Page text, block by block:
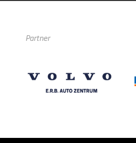
Partner